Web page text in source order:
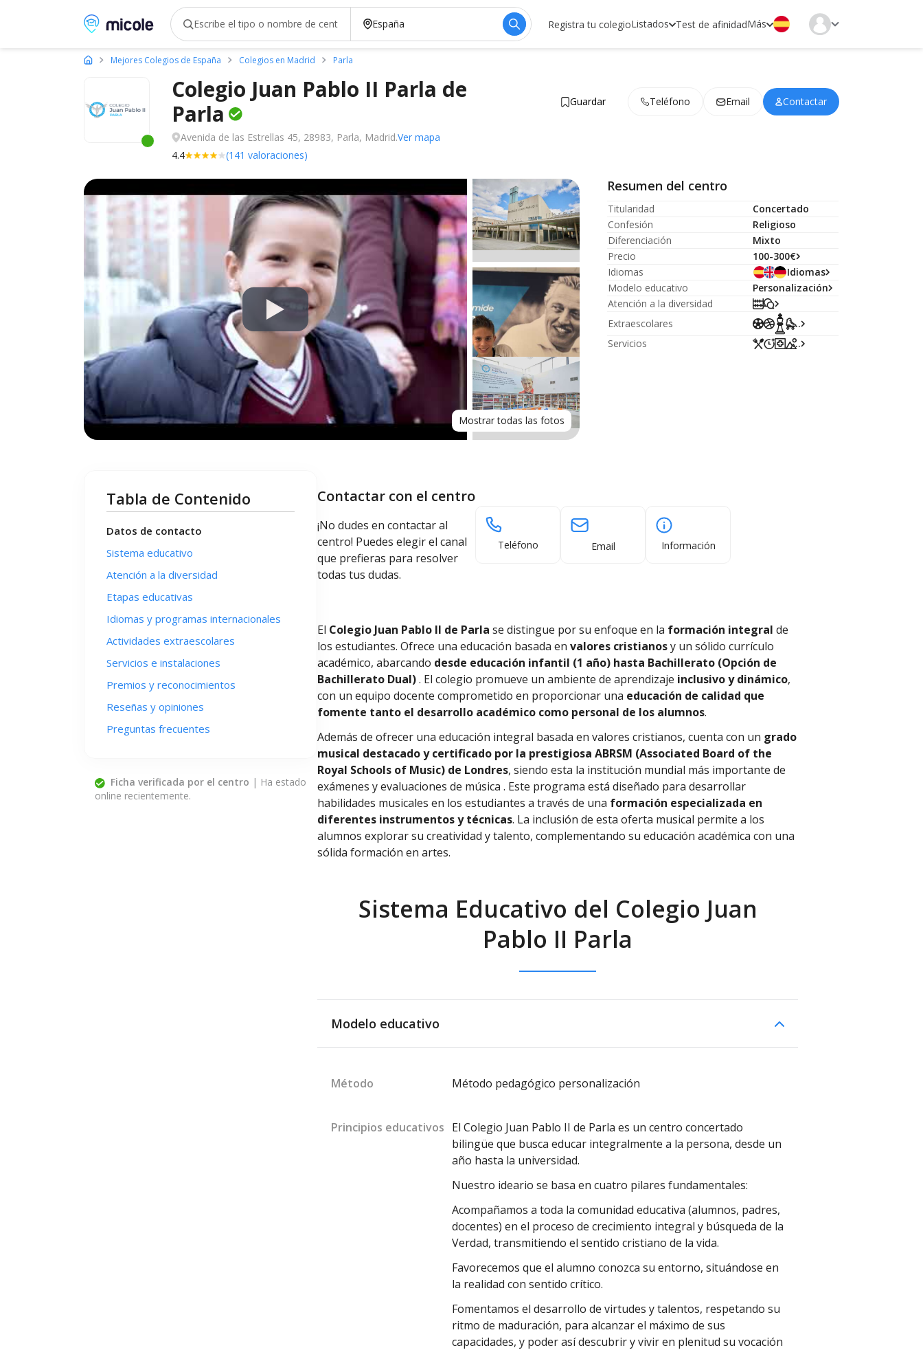
Micole, buscador de colegios Registra tu colegioListados Test de afinidadMás
Mejores Colegios de España Colegios en Madrid Parla
Este centro ha estado online recientemente
Colegio Juan Pablo II Parla de
Parla
Guardar Teléfono Email Contactar
Avenida de las Estrellas 45, 28983, Parla, Madrid.Ver mapa
4.4
(141 valoraciones)
Mostrar todas las fotos
Resumen del centro
Titularidad
Concertado
Confesión
Religioso
Diferenciación
Mixto
Precio
100-300€
Idiomas
Idiomas
Modelo educativo
Personalización
Atención a la diversidad
Extraescolares
...
Servicios
...
Tabla de Contenido
Datos de contacto
Sistema educativo
Atención a la diversidad
Etapas educativas
Idiomas y programas internacionales
Actividades extraescolares
Servicios e instalaciones
Premios y reconocimientos
Reseñas y opiniones
Preguntas frecuentes
Ficha verificada por el centro | Ha estado
online recientemente.
Contactar con el centro
¡No dudes en contactar al
centro! Puedes elegir el canal
que prefieras para resolver
todas tus dudas.
Teléfono Email Información
El Colegio Juan Pablo II de Parla se distingue por su enfoque en la formación integral de
los estudiantes. Ofrece una educación basada en valores cristianosy un sólido currículo
académico, abarcando desde educación infantil (1 año) hasta Bachillerato (Opción de
Bachillerato Dual). El colegio promueve un ambiente de aprendizaje inclusivo y dinámico,
con un equipo docente comprometido en proporcionar una educación de calidad que
fomente tanto el desarrollo académico como personal de los alumnos.
Además de ofrecer una educación integral basada en valores cristianos, cuenta con un grado
musical destacado y certificado por la prestigiosa ABRSM (Associated Board of the
Royal Schools of Music) de Londres, siendo esta la institución mundial más importante de
exámenes y evaluaciones de música . Este programa está diseñado para desarrollar
habilidades musicales en los estudiantes a través de una formación especializada en
diferentes instrumentos y técnicas. La inclusión de esta oferta musical permite a los
alumnos explorar su creatividad y talento, complementando su educación académica con una
sólida formación en artes.
Sistema Educativo del Colegio Juan
Pablo II Parla
Modelo educativo
Método Método pedagógico personalización
Principios educativos El Colegio Juan Pablo II de Parla es un centro concertado
bilingüe que busca educar integralmente a la persona, desde un
año hasta la universidad.
Nuestro ideario se basa en cuatro pilares fundamentales:
Acompañamos a toda la comunidad educativa (alumnos, padres,
docentes) en el proceso de crecimiento integral y búsqueda de la
Verdad, transmitiendo el sentido cristiano de la vida.
Favorecemos que el alumno conozca su entorno, situándose en
la realidad con sentido crítico.
Fomentamos el desarrollo de virtudes y talentos, respetando su
ritmo de maduración, para alcanzar el máximo de sus
capacidades, y poder así descubrir y vivir en plenitud su vocación